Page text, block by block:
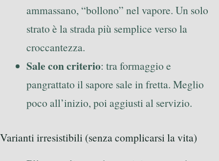
ammassano, “bollono” nel vapore. Un solo
strato è la strada più semplice verso la
croccantezza.
Sale con criterio: tra formaggio e
pangrattato il sapore sale in fretta. Meglio
poco all’inizio, poi aggiusti al servizio.
Varianti irresistibili (senza complicarsi la vita)